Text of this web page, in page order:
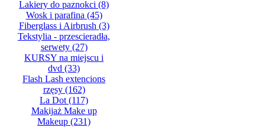
Lakiery do paznokci (8)
Wosk i parafina (45)
Fiberglass i Airbrush (3)
Tekstylia - przescieradła,
serwety(27)
KURSY na miejscu i
dvd (33)
Flash Lash extencions
rzęsy(162)
La Dot (117)
Makijaż Make up
Makeup (231)